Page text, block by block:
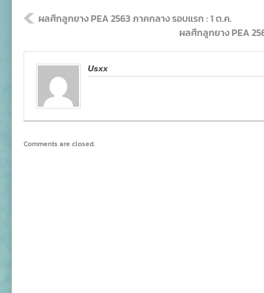
ผลศึกลูกยาง PEA 2563 ภาคกลาง รอบแรก : 1 ต.ค.
ผลศึกลูกยาง PEA
Usxx
Comments are closed.